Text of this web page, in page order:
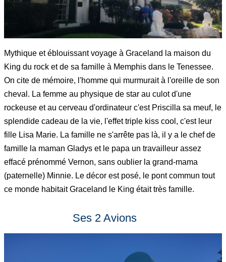
Mythique et éblouissant voyage à Graceland la maison du
King du rock et de sa famille à Memphis dans le Tenessee.
On cite de mémoire, l'homme qui murmurait à l'oreille de son
cheval. La femme au physique de star au culot d'une
rockeuse et au cerveau d'ordinateur c'est Priscilla sa meuf, le
splendide cadeau de la vie, l'effet triple kiss cool, c'est leur
fille Lisa Marie. La famille ne s'arrête pas là, il y a le chef de
famille la maman Gladys et le papa un travailleur assez
effacé prénommé Vernon, sans oublier la grand-mama
(paternelle) Minnie. Le décor est posé, le pont commun tout
ce monde habitait Graceland le King était très famille.
Ses 2 Avions